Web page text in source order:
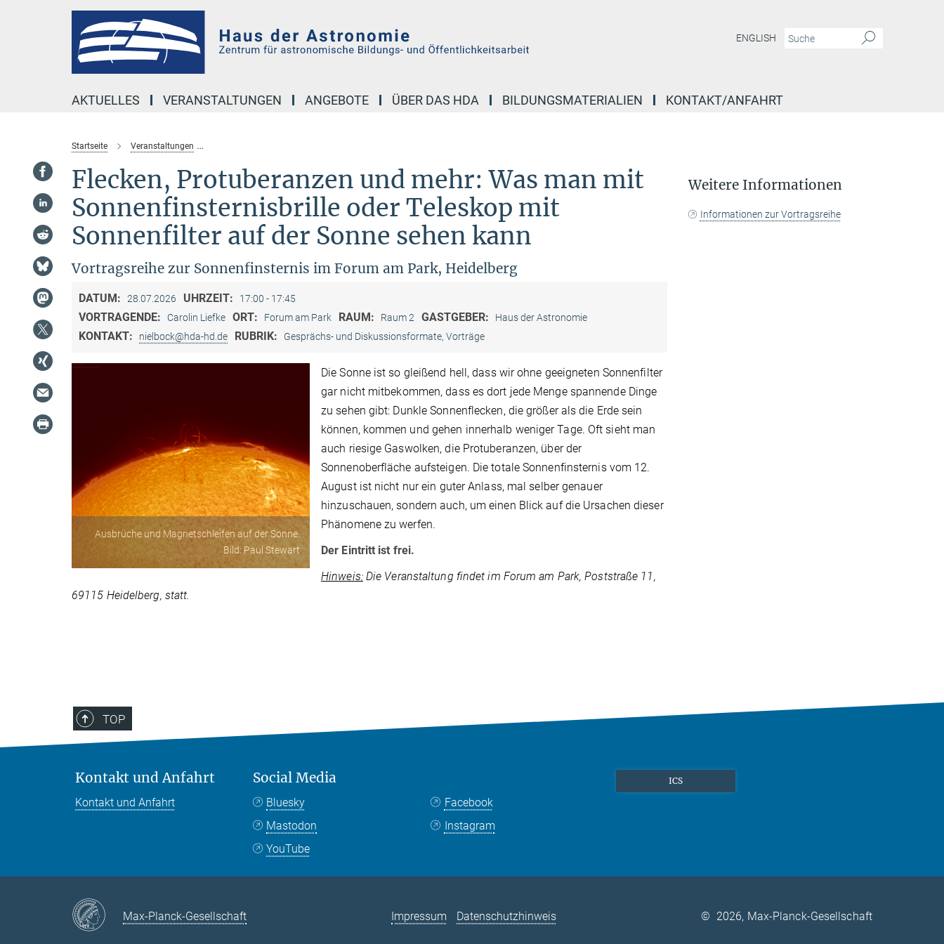
ENGLISH
AKTUELLES VERANSTALTUNGEN ANGEBOTE ÜBER DAS HDA BILDUNGSMATERIALIEN KONTAKT/ANFAHRT
Startseite Veranstaltungen
Flecken, Protuberanzen und mehr: Was man mit
Sonnenfinsternisbrille oder Teleskop mit
Sonnenfilter auf der Sonne sehen kann
Vortragsreihe zur Sonnenfinsternis im Forum am Park, Heidelberg
DATUM: 28.07.2026 UHRZEIT: 17:00 - 17:45
VORTRAGENDE: Carolin Liefke ORT: Forum am Park RAUM: Raum 2 GASTGEBER: Haus der Astronomie
KONTAKT: nielbock@hda-hd.de RUBRIK: Gesprächs- und Diskussionsformate, Vorträge
Ausbrüche und Magnetschleifen auf der Sonne.
Bild: Paul Stewart
Die Sonne ist so gleißend hell, dass wir ohne geeigneten Sonnenfilter
gar nicht mitbekommen, dass es dort jede Menge spannende Dinge
zu sehen gibt: Dunkle Sonnenflecken, die größer als die Erde sein
können, kommen und gehen innerhalb weniger Tage. Oft sieht man
auch riesige Gaswolken, die Protuberanzen, über der
Sonnenoberfläche aufsteigen. Die totale Sonnenfinsternis vom 12.
August ist nicht nur ein guter Anlass, mal selber genauer
hinzuschauen, sondern auch, um einen Blick auf die Ursachen dieser
Phänomene zu werfen.
Der Eintritt ist frei.
Hinweis: Die Veranstaltung findet im Forum am Park, Poststraße 11,
69115 Heidelberg, statt.
Weitere Informationen
Informationen zur Vortragsreihe
TOP
Kontakt und Anfahrt
Kontakt und Anfahrt
Social Media
Bluesky
Mastodon
YouTube
Facebook
Instagram
ICS
Max-Planck-Gesellschaft Impressum Datenschutzhinweis © 2026, Max-Planck-Gesellschaft